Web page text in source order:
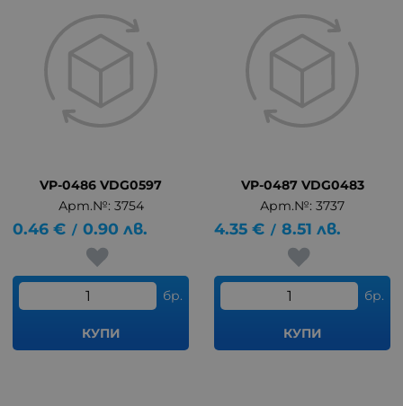
VP-0486 VDG0597
Арт.№: 3754
0.46 € / 0.90 лв.
бр.
КУПИ
VP-0487 VDG0483
Арт.№: 3737
4.35 € / 8.51 лв.
бр.
КУПИ